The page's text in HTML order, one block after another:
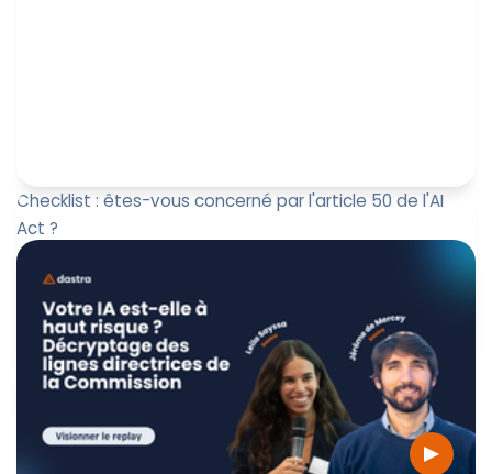
Checklist : êtes-vous concerné par l'article 50 de l'AI
Act ?
L'article 50 du règlement (UE) 2024/1689 est applicable
depuis le 2 août 2026. Il institue un régime de
transparence aut...
Paul-Emmanuel Bidault